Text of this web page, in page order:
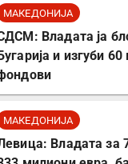
МАКЕДОНИЈА
Владата ја
и изгуби
МАКЕДОНИЈА
Владата за